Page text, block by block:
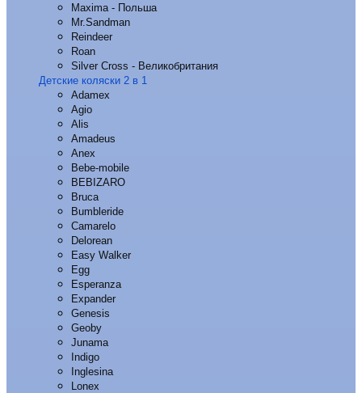
Maxima - Польша
Mr.Sandman
Reindeer
Roan
Silver Cross - Великобритания
Детские коляски 2 в 1
Adamex
Agio
Alis
Amadeus
Anex
Bebe-mobile
BEBIZARO
Bruca
Bumbleride
Camarelo
Delorean
Easy Walker
Egg
Esperanza
Expander
Genesis
Geoby
Junama
Indigo
Inglesina
Lonex